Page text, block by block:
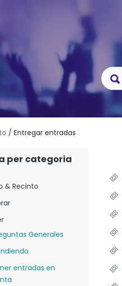
/ Entregar entradas
per categoria
& Recinto
Generales
entradas en